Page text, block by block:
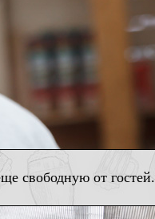
свободную от гостей.